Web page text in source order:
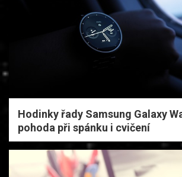
Hodinky řady Samsung Galaxy
pohoda při spánku i cvičení